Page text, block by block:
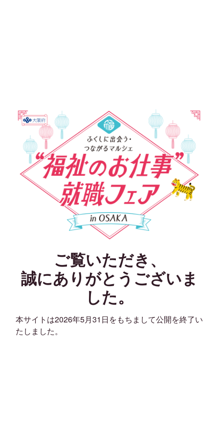
ご覧いただき、
誠にありがとうございま
した。
本サイトは2026年5月31日をもちまして公開を終了い
たしました。